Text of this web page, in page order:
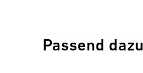
Passend dazu